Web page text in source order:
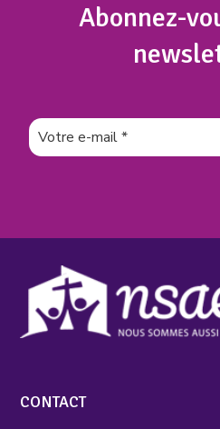
Abonnez-
CONTACT